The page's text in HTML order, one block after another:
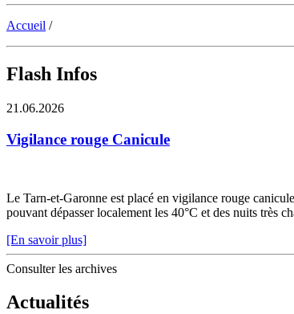
Accueil /
Flash Infos
21.06.2026
Vigilance rouge Canicule
Le Tarn-et-Garonne est placé en vigilance rouge
pouvant dépasser localement les 40°C et des nuits très
[En savoir plus]
Consulter les archives
Actualités